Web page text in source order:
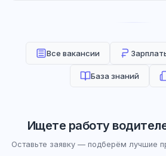
Все вакансии
База знаний
Ищете работу
Оставьте заявку — подберём лучшие